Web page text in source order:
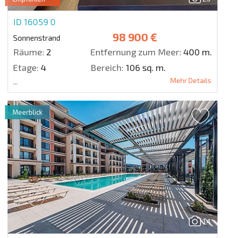
ID 16059 0
Sonnenstrand 98 900 €
Räume: 2 Entfernung zum Meer: 400 m.
Etage: 4 Bereich: 106 sq. m.
... Mehr Details
14
Meerblick